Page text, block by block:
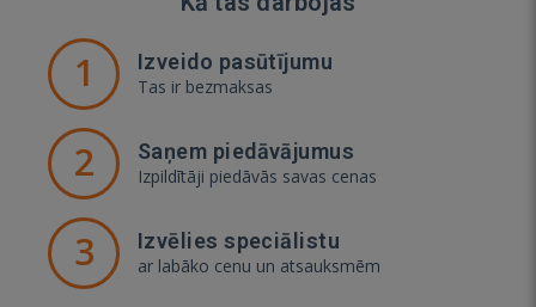
1 Izveido pasūtījumu
Tas ir bezmaksas
2 Saņem piedāvājumus
Izpildītāji piedāvās savas cenas
3 Izvēlies speciālistu
ar labāko cenu un atsauksmēm